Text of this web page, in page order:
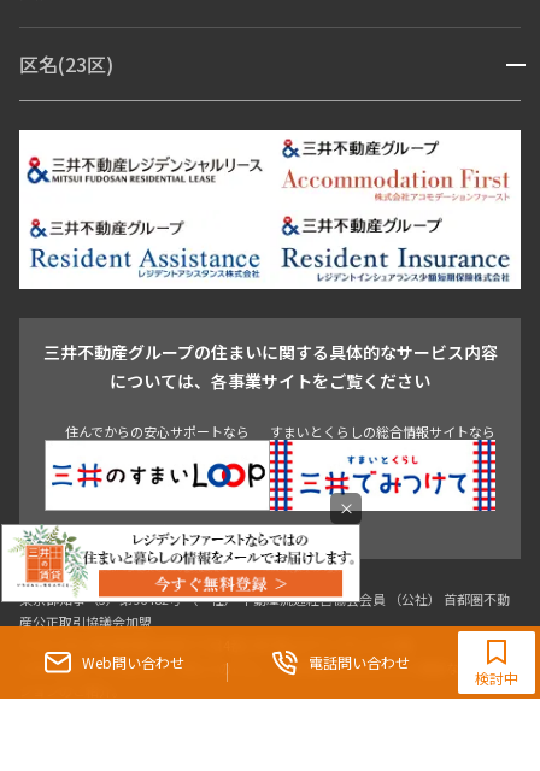
Web問い合わせ 電話問い合わせ
0120-321-364
9:30~18:00（水曜定休）
検討中
青山・表参道・原宿
市ヶ谷・神楽坂・飯田橋
三田・芝・浜松町
芝浦・汐留・品川
月島・勝どき・豊洲
本郷・春日・小石川
目白・高田馬場・早稲田
池尻大橋・三軒茶屋
祐天寺・学芸大学・自由が丘
駒沢・用賀・二子玉川
成城・砧
池袋・板橋・王子
青山 渋谷 東京・大手町 新宿 品川
目黒・中目黒
区名(23区) 開閉
江東区 台東区 墨田区
中野区
豊島区
杉並区 板橋区 練馬区 荒川区
足立区
葛飾区
江戸川区
三井不動産グループの住まいに関する具体的なサービス内容
については、各事業サイトをご覧ください
住んでからの安心サポートなら すまいとくらしの総合情報サイトなら
東京都知事（3）第96482号 （一社） 不動産流通経営協会会員 （公社） 首都圏不動
×